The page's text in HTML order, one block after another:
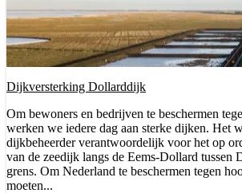
Dijkversterking Dollarddijk
Om bewoners en bedrijven te beschermen
werken we iedere dag aan sterke dijken. Het
dijkbeheerder verantwoordelijk voor het op
van de zeedijk langs de Eems-Dollard tussen
grens. Om Nederland te beschermen tegen
moeten...